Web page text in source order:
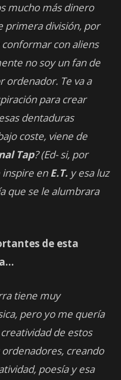
mucho más dinero
primera división, por
con aliens
no soy un fan de
ordenador. Te va a
para crear
dentaduras
coste, viene de
Tap? (Ed- si, por
inspire enE.T. y esa luz
que se le alumbrara
de esta
tiene muy
pero yo me quería
de estos
creando
poesía y esa